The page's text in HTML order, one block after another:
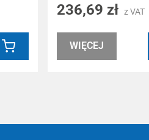
236,69 zł z VAT
WIĘCEJ